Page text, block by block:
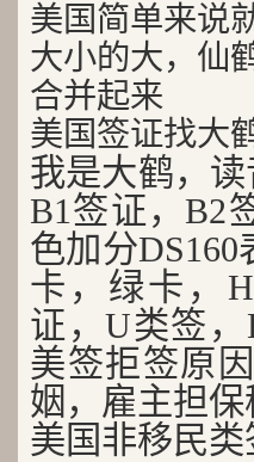
美国简单来说
大小的大，仙
合并起来
美国签证找大
我是大鹤，
B1签证，B2
色加分
卡，绿卡，
证，U类签，
美签拒签原
姻，雇主担
美国非移民